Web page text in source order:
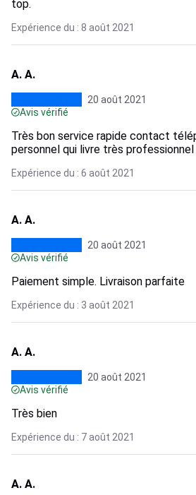
top.
Expérience du : 8 août 2021
A. A.
20 août 2021
Avis vérifié
Très bon service rapide contact
personnel qui livre très professionnel
Expérience du : 6 août 2021
A. A.
20 août 2021
Avis vérifié
Paiement simple. Livraison parfaite
Expérience du : 3 août 2021
A. A.
20 août 2021
Avis vérifié
Très bien
Expérience du : 7 août 2021
A. A.